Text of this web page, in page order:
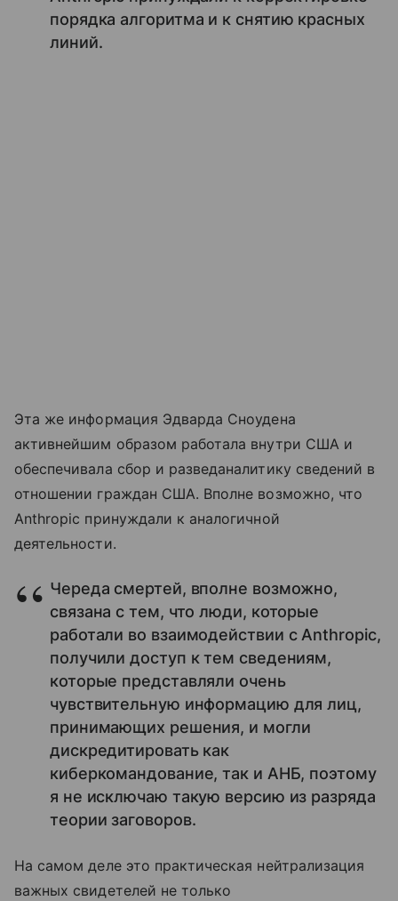
порядка алгоритма и к снятию красных
линий.
Эта же информация Эдварда Сноудена
активнейшим образом работала внутри США и
обеспечивала сбор и разведаналитику сведений в
отношении граждан США. Вполне возможно, что
Anthropic принуждали к аналогичной
деятельности.
Череда смертей, вполне возможно,
связана с тем, что люди, которые
работали во взаимодействии с Anthropic,
получили доступ к тем сведениям,
которые представляли очень
чувствительную информацию для лиц,
принимающих решения, и могли
дискредитировать как
киберкомандование, так и АНБ, поэтому
я не исключаю такую версию из разряда
теории заговоров.
На самом деле это практическая нейтрализация
важных свидетелей не только